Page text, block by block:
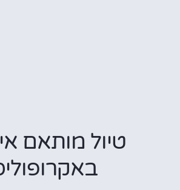
טיול מותאם אישית
באקרופוליס